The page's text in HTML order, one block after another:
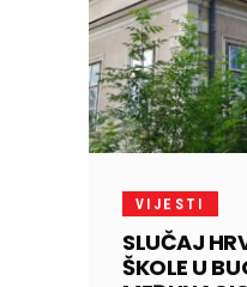
VIJESTI
SLUČAJ
ŠKOLE U